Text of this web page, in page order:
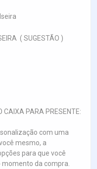
( SUGESTÃO )
CAIXA PARA PRESENTE:
com uma
mesmo, a
para que você
da compra.